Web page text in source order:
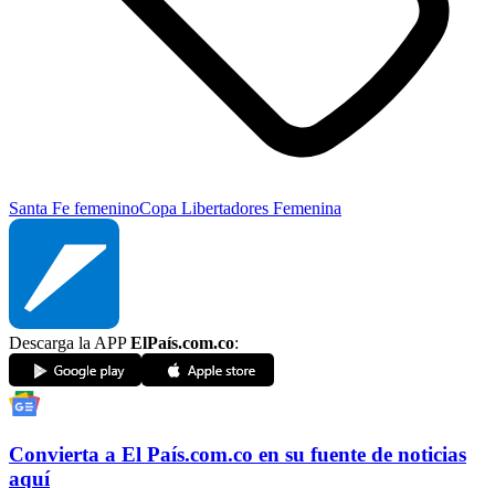
Santa Fe femeninoCopa Libertadores Femenina
Descarga la APPElPaís.com.co:
Convierta a El País.com.co en su fuente de noticias
aquí